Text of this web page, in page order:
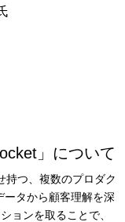
」について
持つ、複数のプロダク
ータから顧客理解を深
ョンを取ることで、